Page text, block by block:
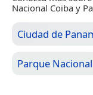
Nacional Coiba y
Ciudad de
Parque